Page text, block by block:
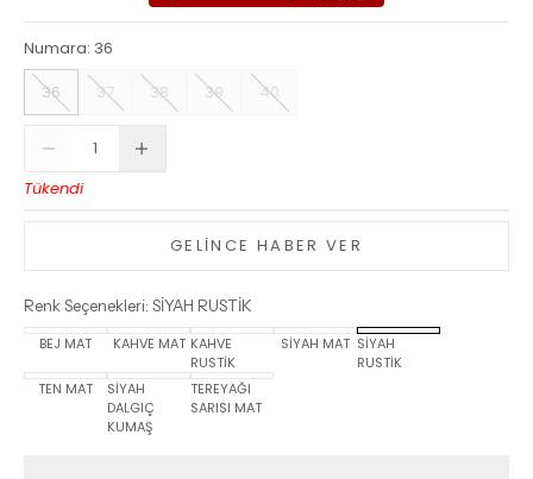
Numara: 36
36
37 38 39 40
Tükendi
GELİNCE HABER VER
Renk Seçenekleri: SİYAH RUSTİK
BEJ MAT
KAHVE MAT KAHVE
RUSTİK
SİYAH MAT SİYAH
RUSTİK
TEN MAT
SİYAH
DALGIÇ
KUMAŞ
TEREYAĞI
SARISI MAT